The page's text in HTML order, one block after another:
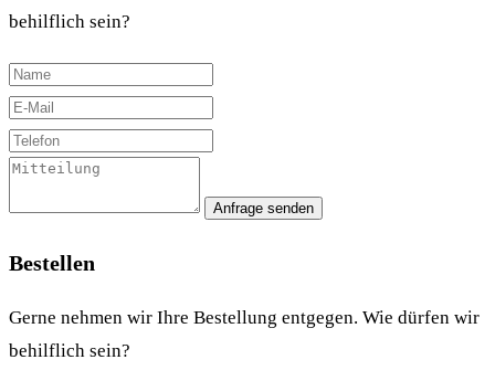
behilflich sein?
Anfrage senden
Bestellen
Gerne nehmen wir Ihre Bestellung entgegen. Wie dürfen wir
behilflich sein?